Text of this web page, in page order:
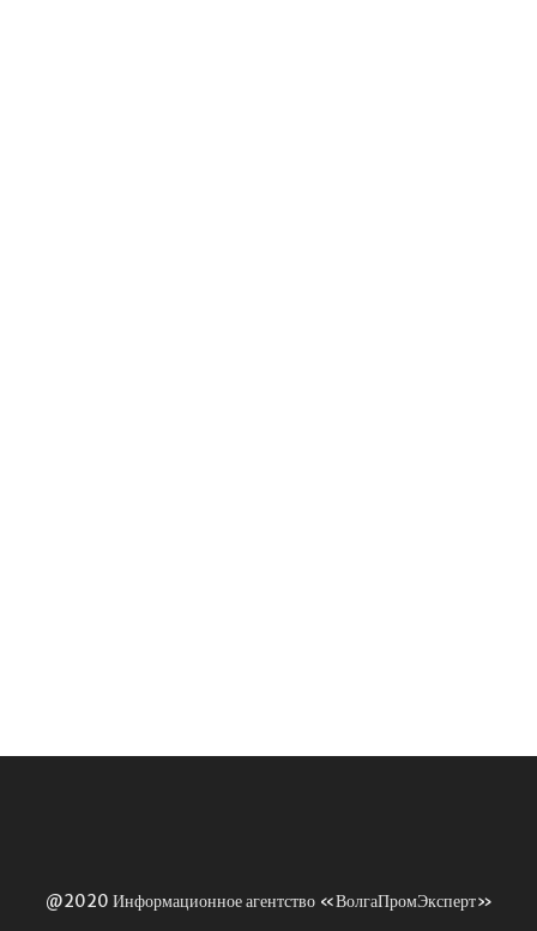
@2020 Информационное агентство «ВолгаПромЭксперт»